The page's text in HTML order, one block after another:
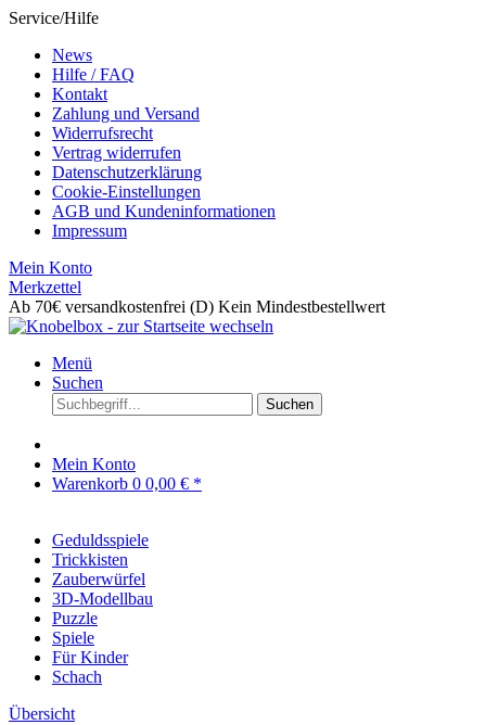
Service/Hilfe
News
Hilfe / FAQ
Kontakt
Zahlung und Versand
Widerrufsrecht
Vertrag widerrufen
Datenschutzerklärung
Cookie-Einstellungen
AGB und Kundeninformationen
Impressum
Mein Konto
Merkzettel
Ab 70€ versandkostenfrei (D) Kein Mindestbestellwert
Menü
Suchen
Suchen
Mein Konto
Warenkorb 0 0,00 € *
Geduldsspiele
Trickkisten
Zauberwürfel
3D-Modellbau
Puzzle
Spiele
Für Kinder
Schach
Übersicht